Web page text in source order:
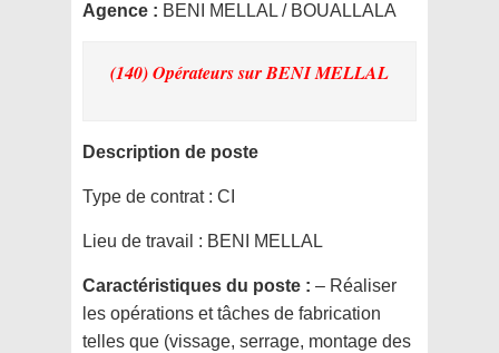
Agence : BENI MELLAL / BOUALLALA
(140) Opérateurssur BENI MELLAL
Description de poste
Type de contrat : CI
Lieu de travail : BENI MELLAL
Caractéristiques du poste : – Réaliser
les opérations et tâches de fabrication
telles que (vissage, serrage, montage des